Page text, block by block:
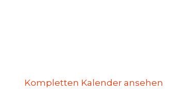
Kompletten Kalender ansehen